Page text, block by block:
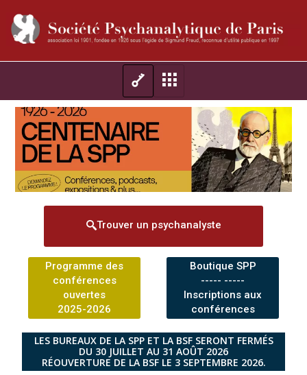
Trouver un psychanalyste
Programme des
conférences
ouvertes
2025-2026
Boutique SPP
----- -----
Inscriptions aux
conférences
LES BUREAUX DE LA SPP ET LA BSF SERONT FERMÉS
DU 30 JUILLET AU 31 AOÛT 2026
RÉOUVERTURE DE LA BSF LE 3 SEPTEMBRE 2026.